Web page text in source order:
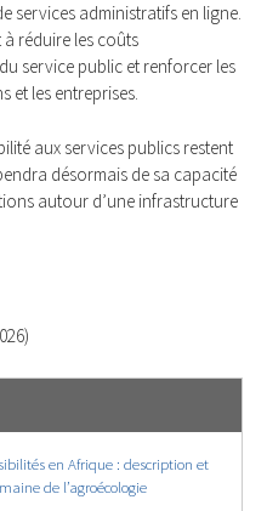
services administratifs en ligne.
à réduire les coûts
service public et renforcer les
et les entreprises.
aux services publics restent
désormais de sa capacité
autour d’une infrastructure
en Afrique : description et
de l’agroécologie